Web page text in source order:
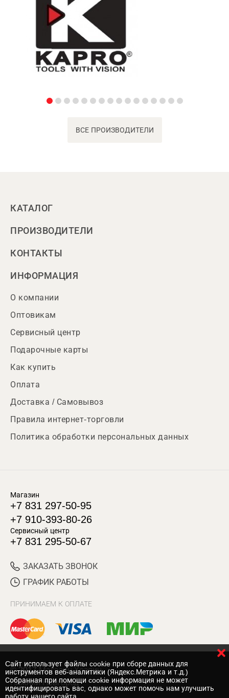
ВСЕ ПРОИЗВОДИТЕЛИ
КАТАЛОГ
ПРОИЗВОДИТЕЛИ
КОНТАКТЫ
ИНФОРМАЦИЯ
О компании
Оптовикам
Сервисный центр
Подарочные карты
Как купить
Оплата
Доставка / Самовывоз
Правила интернет-торговли
Политика обработки персональных данных
Магазин
+7 831 297-50-95
+7 910-393-80-26
Сервисный центр
+7 831 295-50-67
ЗАКАЗАТЬ ЗВОНОК
ГРАФИК РАБОТЫ
ПРИНИМАЕМ К ОПЛАТЕ
© 2017 Магазин Хозяин
Нижний Новгород
Cайт использует файлы cookie при сборе данных для
инструментов веб-аналитики (Яндекс.Метрика и т.д.)
Собранная при помощи cookie информация не может
идентифицировать вас, однако может помочь нам улучшить